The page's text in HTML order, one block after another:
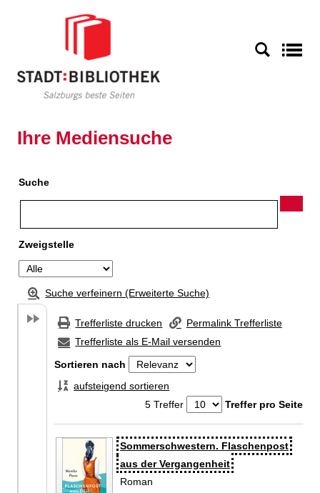
Ihre Mediensuche
Suche
Zweigstelle
Suche verfeinern (Erweiterte Suche)
Trefferliste drucken
Permalink Trefferliste
Trefferliste als E-Mail versenden
Sortieren nach
aufsteigend sortieren
5 Treffer
Treffer pro Seite
Suchergebnis
Zu den Suchfiltern springen
Sommerschwestern. Flaschenpost
aus der Vergangenheit
Roman